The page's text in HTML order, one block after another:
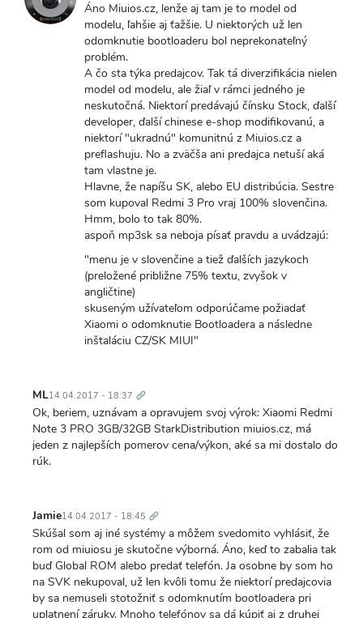
Áno Miuios.cz, lenže aj tam je to model od
modelu, ľahšie aj ťažšie. U niektorých už len
odomknutie bootloaderu bol neprekonateľný
problém.
A čo sta týka predajcov. Tak tá diverzifikácia nielen
model od modelu, ale žiaľ v rámci jedného je
neskutočná. Niektorí predávajú čínsku Stock, ďalší
developer, ďalší chinese e-shop modifikovanú, a
niektorí "ukradnú" komunitnú z Miuios.cz a
preflashuju. No a zväčša ani predajca netuší aká
tam vlastne je.
Hlavne, že napíšu SK, alebo EU distribúcia. Sestre
som kupoval Redmi 3 Pro vraj 100% slovenčina.
Hmm, bolo to tak 80%.
aspoň mp3sk sa neboja písať pravdu a uvádzajú:
"menu je v slovenčine a tiež ďalších jazykoch
(preložené približne 75% textu, zvyšok v
angličtine)
skuseným užívateľom odporúčame požiadať
Xiaomi o odomknutie Bootloadera a následne
inštaláciu CZ/SK MIUI"
ML14.04.2017 - 18:37 odkaz
Ok, beriem, uznávam a opravujem svoj výrok: Xiaomi Redmi
Note 3 PRO 3GB/32GB StarkDistribution miuios.cz, má
jeden z najlepších pomerov cena/výkon, aké sa mi dostalo do
rúk.
Jamie14.04.2017 - 18:45 odkaz
Skúšal som aj iné systémy a môžem svedomito vyhlásiť, že
rom od miuiosu je skutočne výborná. Áno, keď to zabalia tak
buď Global ROM alebo predať telefón. Ja osobne by som ho
na SVK nekupoval, už len kvôli tomu že niektorí predajcovia
by sa nemuseli stotožniť s odomknutím bootloadera pri
uplatnení záruky. Mnoho telefónov sa dá kúpiť aj z druhej